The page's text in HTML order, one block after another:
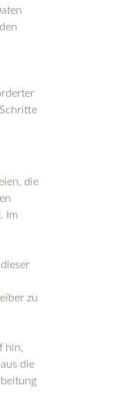
die
Im
zu
hin,
die